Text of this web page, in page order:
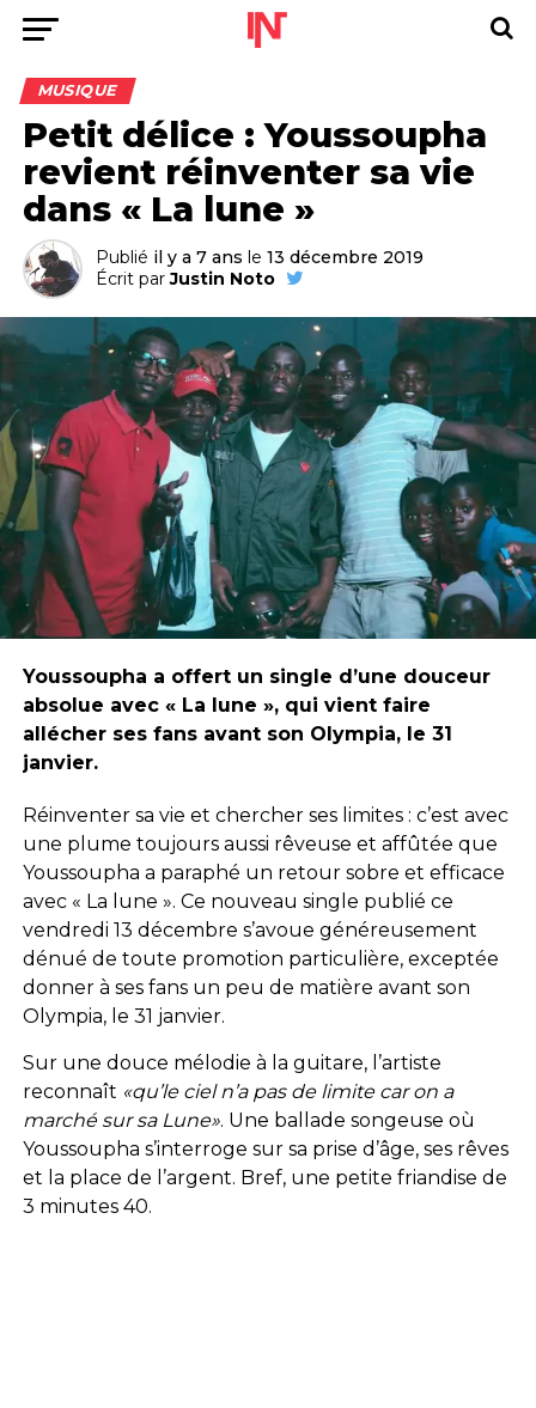
MUSIQUE
Petit délice : Youssoupha
revient réinventer sa vie
dans « La lune »
Publié il y a 7 ans le 13 décembre 2019
Écrit par Justin Noto
Youssoupha a offert un single d’une douceur
absolue avec « La lune », qui vient faire
allécher ses fans avant son Olympia, le 31
janvier.
Réinventer sa vie et chercher ses limites : c’est avec
une plume toujours aussi rêveuse et affûtée que
Youssoupha a paraphé un retour sobre et efficace
avec « La lune ». Ce nouveau single publié ce
vendredi 13 décembre s’avoue généreusement
dénué de toute promotion particulière, exceptée
donner à ses fans un peu de matière avant son
Olympia, le 31 janvier.
Sur une douce mélodie à la guitare, l’artiste
reconnaît «qu’le ciel n’a pas de limite car on a
marché sur sa Lune». Une ballade songeuse où
Youssoupha s’interroge sur sa prise d’âge, ses rêves
et la place de l’argent. Bref, une petite friandise de
3 minutes 40.